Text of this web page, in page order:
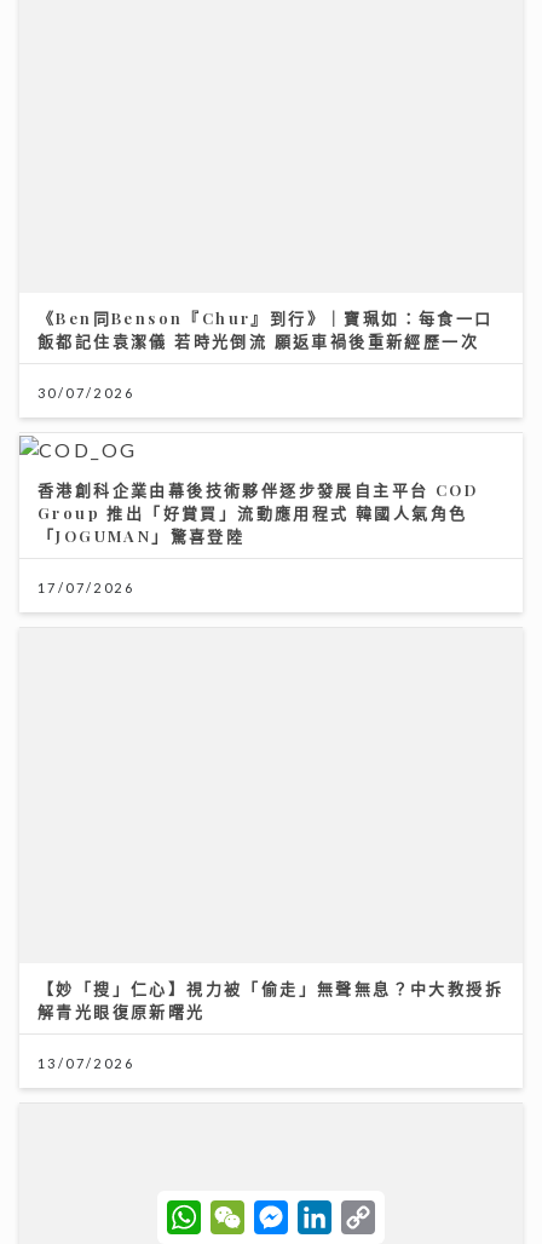
《Ben同Benson『Chur』到行》｜寶珮如：每食一口
飯都記住袁潔儀 若時光倒流 願返車禍後重新經歷一次
30/07/2026
香港創科企業由幕後技術夥伴逐步發展自主平台 COD
Group 推出「好賞買」流動應用程式 韓國人氣角色
「JOGUMAN」驚喜登陸
17/07/2026
【妙「搜」仁心】視力被「偷走」無聲無息？中大教授拆
解青光眼復原新曙光
13/07/2026
W
h
W
e
M
e
L